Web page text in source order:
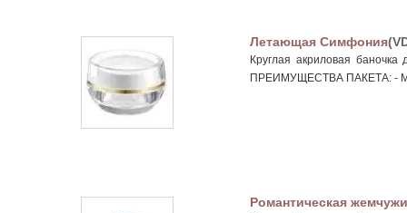
Летающая Симфония
Круглая акриловая
ПРЕИМУЩЕСТВА ПАКЕТА: -
Романтическая